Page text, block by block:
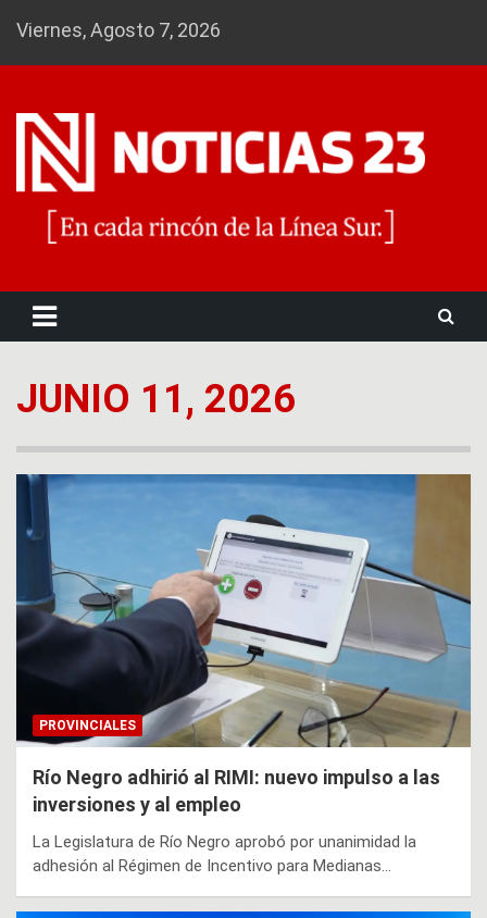
Viernes, Agosto 7, 2026
JUNIO 11, 2026
PROVINCIALES
Río Negro adhirió al RIMI: nuevo impulso a las
inversiones y al empleo
La Legislatura de Río Negro aprobó por unanimidad la
adhesión al Régimen de Incentivo para Medianas…